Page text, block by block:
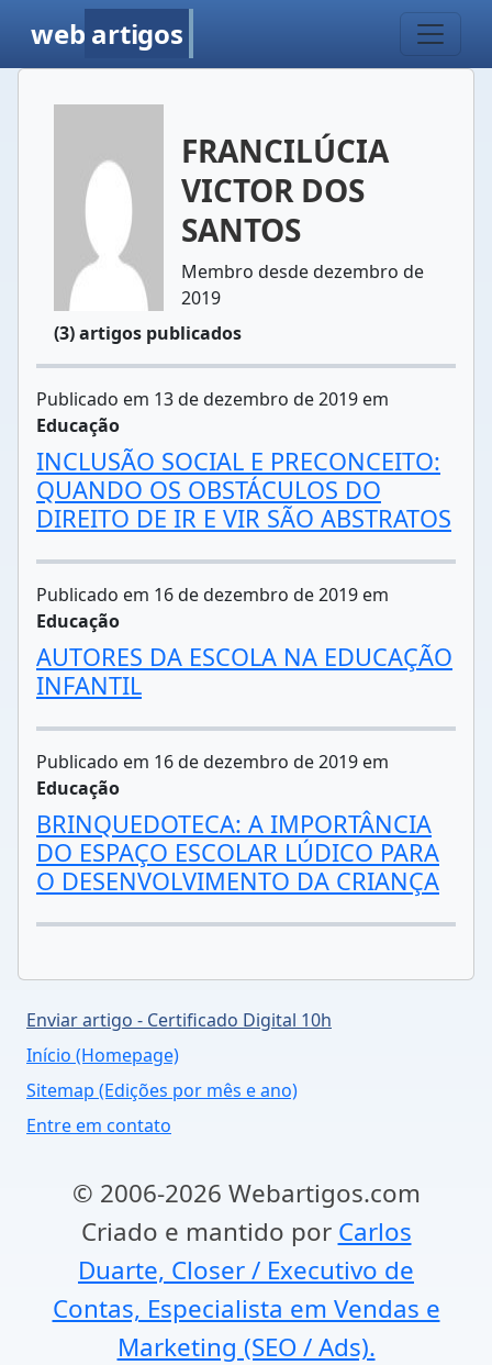
web artigos
FRANCILÚCIA
VICTOR DOS
SANTOS
Membro desde dezembro de
2019
(3) artigos publicados
Publicado em 13 de dezembro de 2019 em
Educação
INCLUSÃO SOCIAL E PRECONCEITO:
QUANDO OS OBSTÁCULOS DO
DIREITO DE IR E VIR SÃO ABSTRATOS
Publicado em 16 de dezembro de 2019 em
Educação
AUTORES DA ESCOLA NA EDUCAÇÃO
INFANTIL
Publicado em 16 de dezembro de 2019 em
Educação
BRINQUEDOTECA: A IMPORTÂNCIA
DO ESPAÇO ESCOLAR LÚDICO PARA
O DESENVOLVIMENTO DA CRIANÇA
Enviar artigo - Certificado Digital 10h
Início (Homepage)
Sitemap (Edições por mês e ano)
Entre em contato
© 2006-2026 Webartigos.com
Criado e mantido por Carlos
Duarte, Closer / Executivo de
Contas, Especialista em Vendas e
Marketing (SEO / Ads).